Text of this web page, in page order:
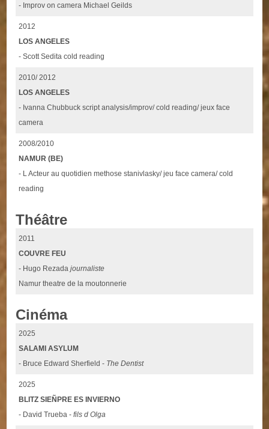
- Improv on camera Michael Geilds
2012
LOS ANGELES
- Scott Sedita cold reading
2010/ 2012
LOS ANGELES
- Ivanna Chubbuck script analysis/improv/ cold reading/ jeux face
camera
2008/2010
NAMUR (BE)
- L Acteur au quotidien methose stanivlasky/ jeu face camera/ cold
reading
Théâtre
2011
COUVRE FEU
- Hugo Rezadajournaliste
Namur theatre de la moutonnerie
Cinéma
2025
SALAMI ASYLUM
- Bruce Edward Sherfield - The Dentist
2025
BLITZ SIEÑPRE ES INVIERNO
- David Trueba -fils d Olga